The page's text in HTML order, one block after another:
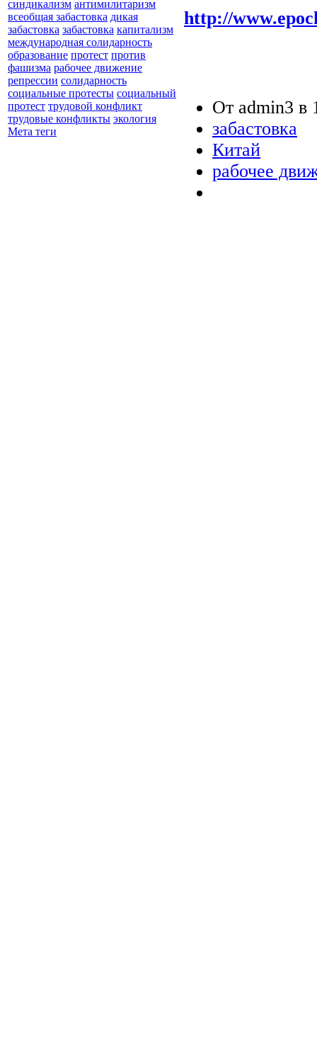
синдикализм антимилитаризм
всеобщая забастовка дикая
забастовка забастовка капитализм
международная солидарность
образование протест против
фашизма рабочее движение
репрессии солидарность
социальные протесты социальный
протест трудовой конфликт
трудовые конфликты экология
Мета теги
http://
От admin3 в
забастовка
Китай
рабочее